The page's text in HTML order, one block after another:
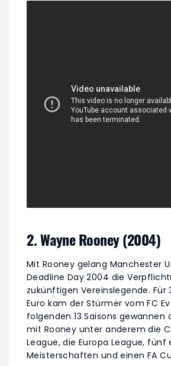
2. Wayne Rooney (2004)
Mit Rooney gelang Manchester
Deadline Day 2004 die
zukünftigen Vereinslegende. Für
Euro kam der Stürmer vom FC
folgenden 13 Saisons gewannen
mit Rooney unter anderem die
League, die Europa League, fünf
Meisterschaften und einen FA